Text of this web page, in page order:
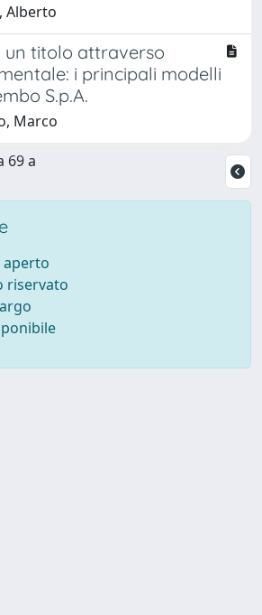
Alberto
un titolo attraverso
i principali modelli
S.p.A.
Marco
69 a
aperto
riservato